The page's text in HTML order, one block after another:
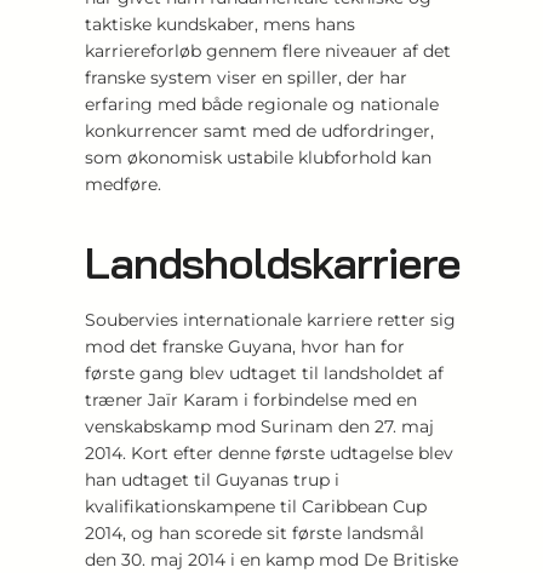
taktiske kundskaber, mens hans
karriereforløb gennem flere niveauer af det
franske system viser en spiller, der har
erfaring med både regionale og nationale
konkurrencer samt med de udfordringer,
som økonomisk ustabile klubforhold kan
medføre.
Landsholdskarriere
Soubervies internationale karriere retter sig
mod det franske Guyana, hvor han for
første gang blev udtaget til landsholdet af
træner Jaïr Karam i forbindelse med en
venskabskamp mod Surinam den 27. maj
2014. Kort efter denne første udtagelse blev
han udtaget til Guyanas trup i
kvalifikationskampene til Caribbean Cup
2014, og han scorede sit første landsmål
den 30. maj 2014 i en kamp mod De Britiske